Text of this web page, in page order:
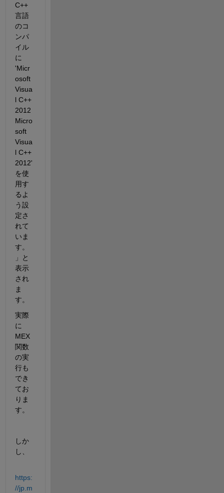
C++
言語
のコ
ンパ
イル
に
'Micr
osoft
Visua
l C++
2012
Micro
soft
Visua
l C++
2012'
を使
用す
るよ
う設
定さ
れて
いま
す。
」と
表示
され
ま
す。
実際
に
MEX
関数
の実
行も
でき
てお
りま
す。
しか
し、
https:
//jp.m